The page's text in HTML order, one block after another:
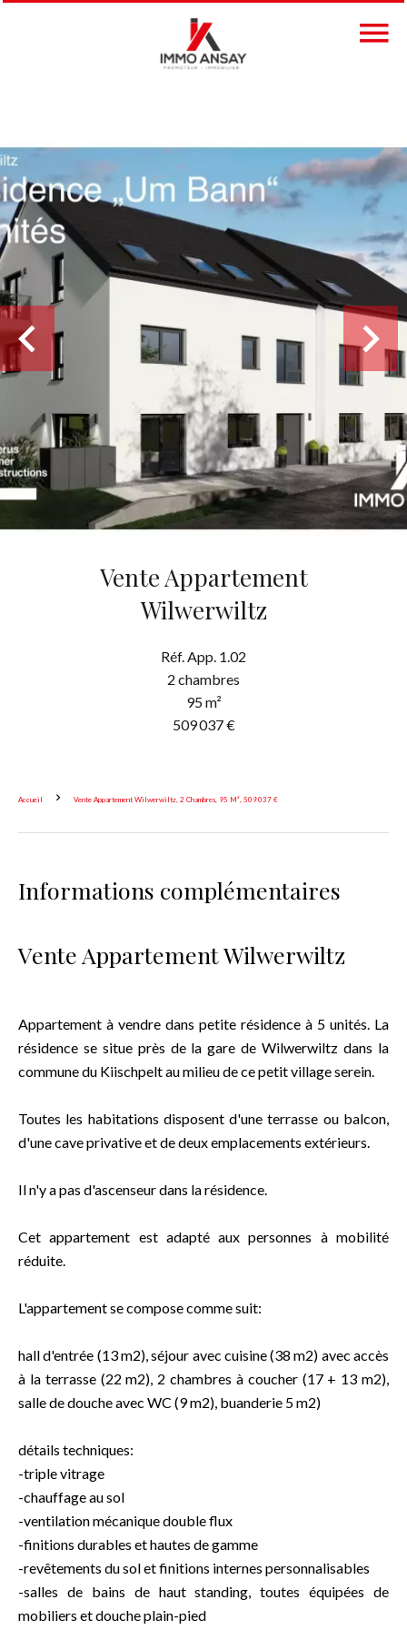
Vente Appartement
Wilwerwiltz
Réf. App. 1.02
2 chambres
95 m²
509 037 €
Accueil Vente Appartement Wilwerwiltz, 2 Chambres, 95 M², 509 037 €
Informations complémentaires
Vente Appartement Wilwerwiltz
Appartement à vendre dans petite résidence à 5 unités. La
résidence se situe près de la gare de Wilwerwiltz dans la
commune du Kiischpelt au milieu de ce petit village serein.
Toutes les habitations disposent d'une terrasse ou balcon,
d'une cave privative et de deux emplacements extérieurs.
Il n'y a pas d'ascenseur dans la résidence.
Cet appartement est adapté aux personnes à mobilité
réduite.
L'appartement se compose comme suit:
hall d'entrée (13 m2), séjour avec cuisine (38 m2) avec accès
à la terrasse (22 m2), 2 chambres à coucher (17 + 13 m2),
salle de douche avec WC (9 m2), buanderie 5 m2)
détails techniques:
-triple vitrage
-chauffage au sol
-ventilation mécanique double flux
-finitions durables et hautes de gamme
-revêtements du sol et finitions internes personnalisables
-salles de bains de haut standing, toutes équipées de
mobiliers et douche plain-pied